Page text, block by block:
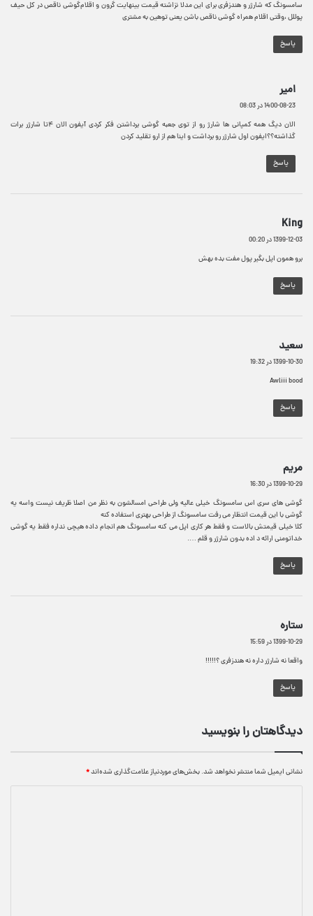
:
سامسونگ که شارژر و هندزفری برای این مدلا نزاشته قیمت بینهایت گرون و اقلام‌گوشی ناقص در کل حیف
پوللل ،وقتی اقلام همراه گوشی ناقص باشن یعنی توهین به مشتری
پاسخ
امیر
:
1400-08-23 در 08:03
الان دیگ همه کمپانی ها شارژ رو از توی جعبه گوشی برداشتن فکر کردی آیفون الان ۴تا شارژر برات
گذاشته؟؟ایفون اول شارژر رو برداشت و اینا هم از ارو تقلید کردن
پاسخ
King
:
1399-12-03 در 00:20
برو همون اپل بگیر پول مفت بده بهش
پاسخ
سعيد
:
1399-10-30 در 19:32
Awliii bood
پاسخ
مریم
:
1399-10-29 در 16:30
گوشی های سری اس سامسونگ خیلی عالیه ولی طراحی امسالشون به نظر من اصلا ظریف نیست واسه یه
گوشی با این قیمت انتظار می رفت سامسونگ از طراحی بهتری استفاده کنه
کلا خیلی قیمتش بالاست و فقط هر کاری اپل می کنه سامسونگ هم انجام داده هیچی نداره فقط یه گوشی
خداتومنی ارائه د اده بدون شارژر و قلم ….
پاسخ
ستاره
:
1399-10-29 در 15:59
واقعا نه شارژر داره نه هندزفری ؟!!!!!
پاسخ
دیدگاهتان را بنویسید
نشانی ایمیل شما منتشر نخواهد شد.بخش‌های موردنیاز علامت‌گذاری شده‌اند*